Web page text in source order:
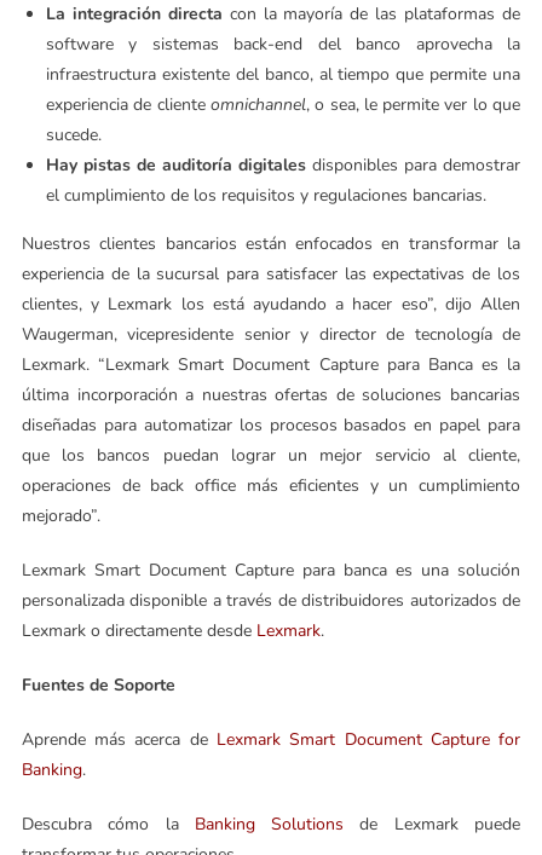
La integración directa con la mayoría de las plataformas de
software y sistemas back-end del banco aprovecha la
infraestructura existente del banco, al tiempo que permite una
experiencia de cliente omnichannel, o sea, le permite ver lo que
sucede.
Hay pistas de auditoría digitalesdisponibles para demostrar
el cumplimiento de los requisitos y regulaciones bancarias.
Nuestros clientes bancarios están enfocados en transformar la
experiencia de la sucursal para satisfacer las expectativas de los
clientes, y Lexmark los está ayudando a hacer eso”, dijo Allen
Waugerman, vicepresidente senior y director de tecnología de
Lexmark. “Lexmark Smart Document Capture para Banca es la
última incorporación a nuestras ofertas de soluciones bancarias
diseñadas para automatizar los procesos basados en papel para
que los bancos puedan lograr un mejor servicio al cliente,
operaciones de back office más eficientes y un cumplimiento
mejorado”.
Lexmark Smart Document Capture para banca es una solución
personalizada disponible a través de distribuidores autorizados de
Lexmark o directamente desde Lexmark.
Fuentes de Soporte
Aprende más acerca de Lexmark Smart Document Capture for
Banking.
Descubra cómo la Banking Solutions de Lexmark puede